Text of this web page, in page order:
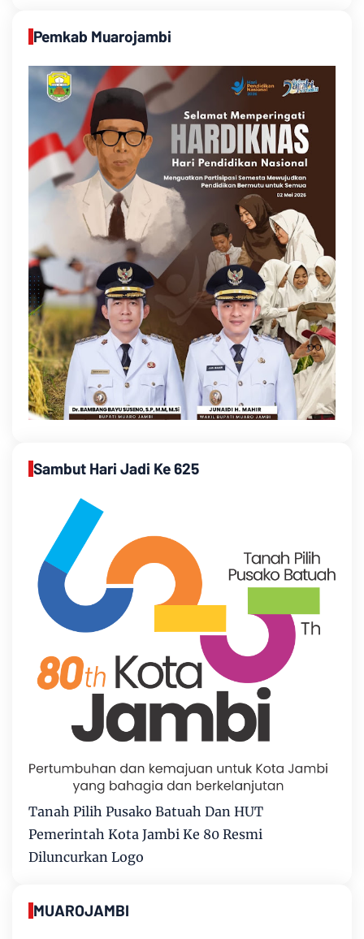
Pemkab Muarojambi
Sambut Hari Jadi Ke 625
Tanah Pilih Pusako Batuah Dan HUT
Pemerintah Kota Jambi Ke 80 Resmi
Diluncurkan Logo
MUAROJAMBI